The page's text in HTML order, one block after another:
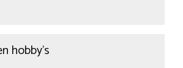
hobby’s